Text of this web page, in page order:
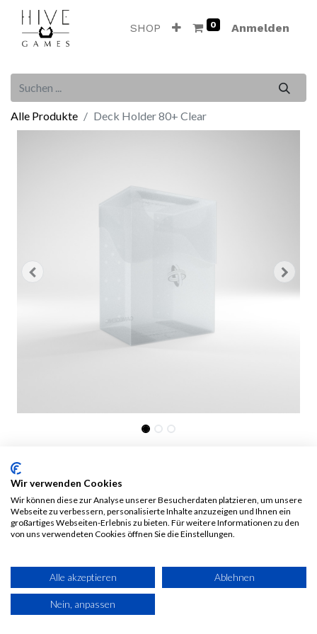
SHOP 0 Anmelden
Alle Produkte Deck Holder 80+ Clear
Deck Holder 80+ Clear
2,00€ Alle Preise inkl. MwSt.zzgl.
Versandkosten
IN DEN WARENKORB
Wir verwenden Cookies
Wir können diese zur Analyse unserer Besucherdaten platzieren, um unsere
Webseite zu verbessern, personalisierte Inhalte anzuzeigen und Ihnen ein
großartiges Webseiten-Erlebnis zu bieten. Für weitere Informationen zu den
von uns verwendeten Cookies öffnen Sie die Einstellungen.
Alle akzeptieren Ablehnen
Nein, anpassen